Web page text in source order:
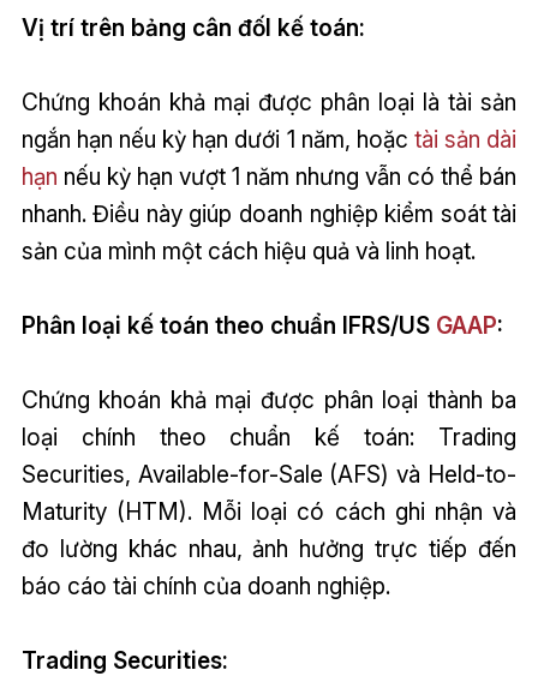
Vị trí trên bảng cân đốI kế toán:
Chứng khoán khả mại được phân loại là tài sản
ngắn hạn nếu kỳ hạn dưới 1 năm, hoặc tài sản dài
hạn nếu kỳ hạn vượt 1 năm nhưng vẫn có thể bán
nhanh. Điều này giúp doanh nghiệp kiểm soát tài
sản của mình một cách hiệu quả và linh hoạt.
Phân loại kế toán theo chuẩn IFRS/US GAAP:
Chứng khoán khả mại được phân loại thành ba
loại chính theo chuẩn kế toán: Trading
Securities, Available-for-Sale (AFS) và Held-to-
Maturity (HTM). Mỗi loại có cách ghi nhận và
đo lường khác nhau, ảnh hưởng trực tiếp đến
báo cáo tài chính của doanh nghiệp.
Trading Securities: